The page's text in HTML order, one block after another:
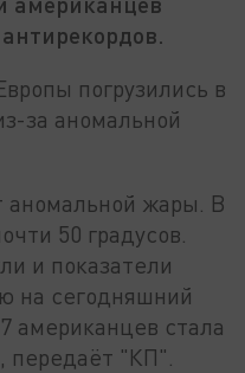
погрузились в
за аномальной
аномальной жары. В
50 градусов.
и показатели
на сегодняшний
американцев стала
передаёт "КП".